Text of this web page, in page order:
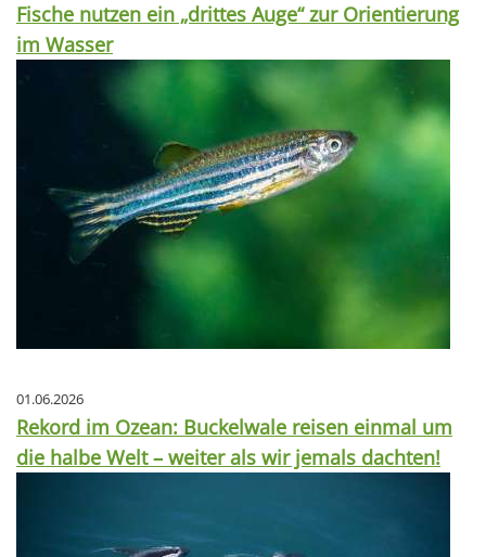
Fische nutzen ein „drittes Auge“ zur Orientierung
im Wasser
01.06.2026
Rekord im Ozean: Buckelwale reisen einmal um
die halbe Welt – weiter als wir jemals dachten!